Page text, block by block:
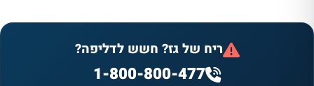
ריח של גז? חשש לדליפה?
1-800-800-477